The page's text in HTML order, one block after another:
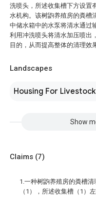
洗喷头，所述收集槽下方设置
水机构。该树鼩养殖房的粪槽
中储水箱中的水泵将清水通过
利用冲洗喷头将清水加压喷出
目的，从而提高整体的清理效
Landscapes
Housing For
Show
Claims (7)
1.一种树鼩养殖房的粪槽
（1），所述收集槽（1）